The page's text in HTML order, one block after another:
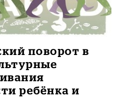
поворот в
ребёнка и